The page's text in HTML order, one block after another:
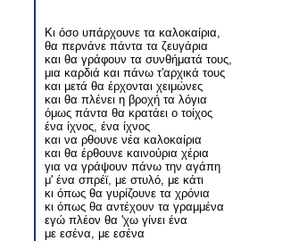
Κι όσο υπάρχουνε τα καλοκαίρια,
θα περνάνε πάντα τα ζευγάρια
και θα γράφουν τα συνθήματά τους,
μια καρδιά και πάνω τ'αρχικά τους
και μετά θα έρχονται χειμώνες
και θα πλένει η βροχή τα λόγια
όμως πάντα θα κρατάει ο τοίχος
ένα ίχνος, ένα ίχνος
και να ρθουνε νέα καλοκαίρια
και θα έρθουνε καινούρια χέρια
για να γράψουν πάνω την αγάπη
μ' ένα σπρέϊ, με στυλό, με κάτι
κι όπως θα γυρίζουνε τα χρόνια
κι όπως θα αντέχουν τα γραμμένα
εγώ πλέον θα 'χω γίνει ένα
με εσένα, με εσένα